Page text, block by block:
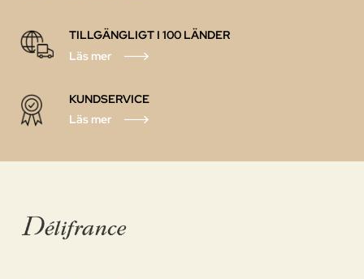
TILLGÄNGLIGT I 100 LÄNDER
Läs mer
KUNDSERVICE
Läs mer